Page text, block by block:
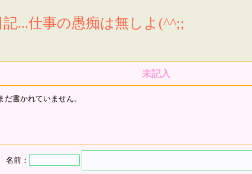
...仕事の愚痴は無しよ(^^;;
未記入
だ書かれていません。
名前：